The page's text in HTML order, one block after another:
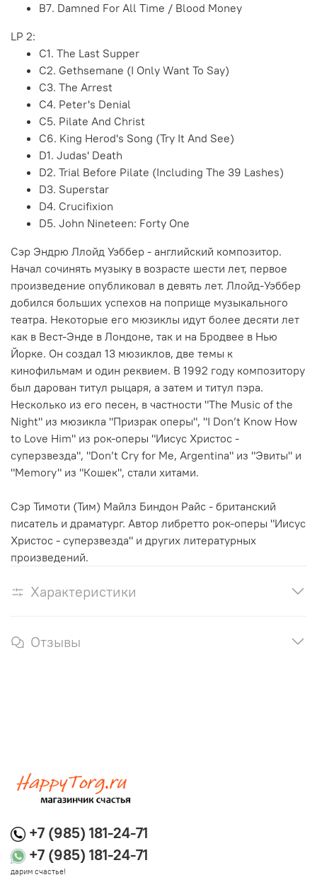
B7. Damned For All Time / Blood Money
LP 2:
C1. The Last Supper
C2. Gethsemane (I Only Want To Say)
C3. The Arrest
C4. Peter's Denial
C5. Pilate And Christ
C6. King Herod's Song (Try It And See)
D1. Judas' Death
D2. Trial Before Pilate (Including The 39 Lashes)
D3. Superstar
D4. Crucifixion
D5. John Nineteen: Forty One
Сэр Эндрю Ллойд Уэббер - английский композитор.
Начал сочинять музыку в возрасте шести лет, первое
произведение опубликовал в девять лет. Ллойд-Уэббер
добился больших успехов на поприще музыкального
театра. Некоторые его мюзиклы идут более десяти лет
как в Вест-Энде в Лондоне, так и на Бродвее в Нью
Йорке. Он создал 13 мюзиклов, две темы к
кинофильмам и один реквием. В 1992 году композитору
был дарован титул рыцаря, а затем и титул пэра.
Несколько из его песен, в частности "The Music of the
Night" из мюзикла "Призрак оперы", "I Don’t Know How
to Love Him" из рок-оперы "Иисус Христос -
суперзвезда", "Don’t Cry for Me, Argentina" из "Эвиты" и
"Memory" из "Кошек", стали хитами.
Сэр Тимоти (Тим) Майлз Биндон Райс - британский
писатель и драматург. Автор либретто рок-оперы "Иисус
Христос - суперзвезда" и других литературных
произведений.
Характеристики
Отзывы
+7 (985) 181-24-71
+7 (985) 181-24-71
дарим счастье!